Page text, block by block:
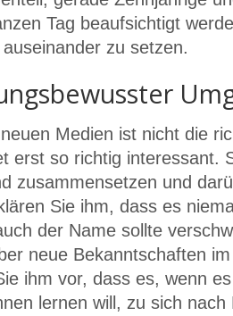
Tag beaufsichtigt
zu setzen.
Medien ist nicht die
erst so richtig interessant.
zusammensetzen und
Sie ihm, dass es
der Name sollte
neue Bekanntschaften
ihm vor, dass es, wenn
lernen will, zu sich